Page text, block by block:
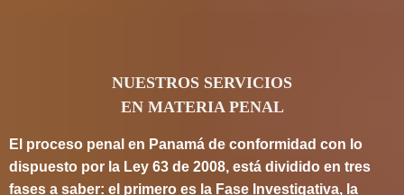
NUESTROS SERVICIOS
EN MATERIA PENAL
El proceso penal en Panamá de conformidad con lo
dispuesto por la Ley 63 de 2008, está dividido en tres
fases a saber: el primero es la Fase Investigativa, la